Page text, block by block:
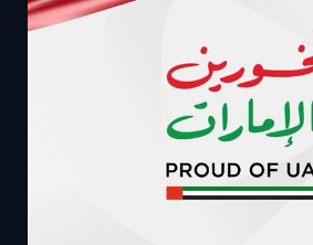
راسلنا مباشرة عبر البريد الإكتروني
info@adnic.ae